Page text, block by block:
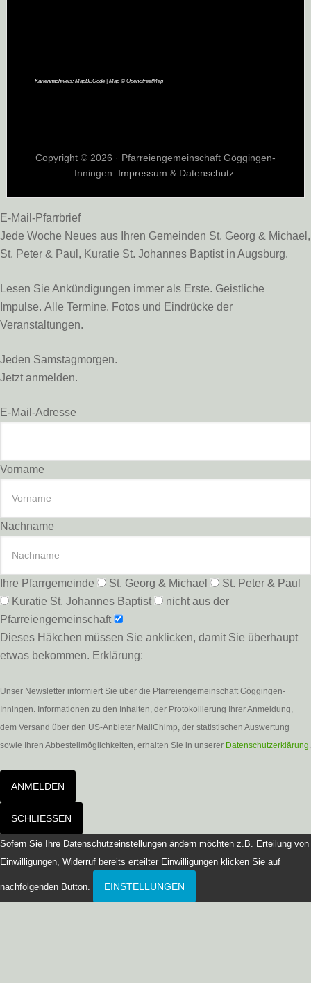
Kartennachweis: MapBBCode| Map © OpenStreetMap
Copyright © 2026 · Pfarreiengemeinschaft Göggingen-
Inningen. Impressum & Datenschutz.
E-Mail-Pfarrbrief
Jede Woche Neues aus Ihren Gemeinden St. Georg & Michael,
St. Peter & Paul, Kuratie St. Johannes Baptist in Augsburg.
Lesen Sie Ankündigungen immer als Erste. Geistliche
Impulse. Alle Termine. Fotos und Eindrücke der
Veranstaltungen.
Jeden Samstagmorgen.
Jetzt anmelden.
E-Mail-Adresse
Vorname
Nachname
Ihre Pfarrgemeinde St. Georg & Michael
St. Peter & Paul
Kuratie St. Johannes Baptist
nicht aus der
Pfarreiengemeinschaft
Dieses Häkchen müssen Sie anklicken, damit Sie überhaupt
etwas bekommen. Erklärung:
Unser Newsletter informiert Sie über die Pfarreiengemeinschaft Göggingen-
Inningen. Informationen zu den Inhalten, der Protokollierung Ihrer Anmeldung,
dem Versand über den US-Anbieter MailChimp, der statistischen Auswertung
sowie Ihren Abbestellmöglichkeiten, erhalten Sie in unserer Datenschutzerklärung.
ANMELDEN
SCHLIESSEN
Sofern Sie Ihre Datenschutzeinstellungen ändern möchten z.B. Erteilung von
Einwilligungen, Widerruf bereits erteilter Einwilligungen klicken Sie auf
nachfolgenden Button. EINSTELLUNGEN